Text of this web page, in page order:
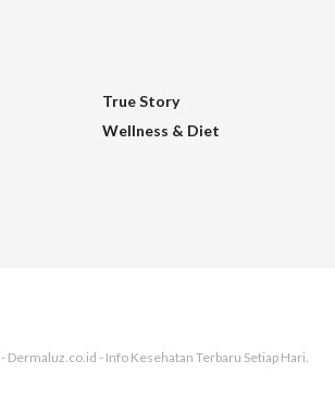
True Story
Wellness & Diet
- Dermaluz.co.id - Info Kesehatan Terbaru Setiap Hari.